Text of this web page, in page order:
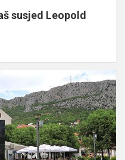
susjed Leopold